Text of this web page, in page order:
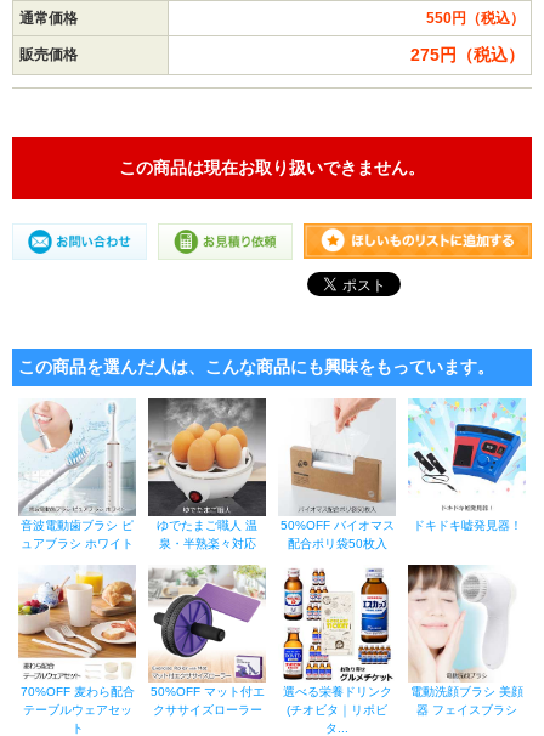
通常価格 550円（税込）
販売価格 275円（税込）
この商品は現在お取り扱いできません。
この商品を選んだ人は、こんな商品にも興味をもっています。
音波電動歯ブラシ ピ
ュアブラシ ホワイト
ゆでたまご職人 温
泉・半熟楽々対応
50%OFF バイオマス
配合ポリ袋50枚入
ドキドキ嘘発見器！
70%OFF 麦わら配合
テーブルウェアセッ
ト
50%OFF マット付エ
クササイズローラー
選べる栄養ドリンク
(チオビタ｜リポビ
タ...
電動洗顔ブラシ 美顔
器 フェイスブラシ